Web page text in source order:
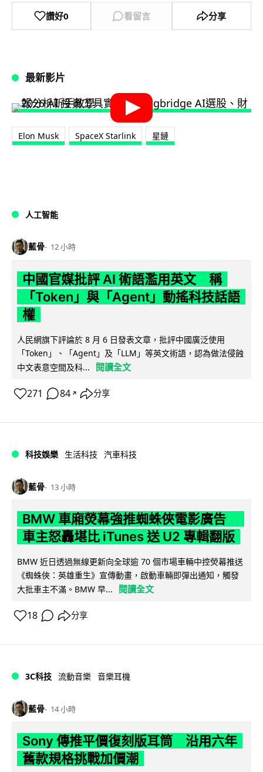
讚好0 看留言 分享
最新影片
Elon Musk SpaceX Starlink 星鏈
人工智能
藍骨 12 小時
中國官媒批評 AI 術語濫用英文 稱
「Token」與「Agent」動搖科技話語
權
人民網旗下評論於 8 月 6 日發表文章，批評中國廣泛使用
「Token」、「Agent」及「LLM」等英文術語，認為做法侵蝕
中文表意空間及科...
閱讀全文
271 84 ↗ 分享
科技娛樂 生活科技 汽車科技
藍骨 13 小時
BMW 車廂熒幕強推蜘蛛俠電影廣告
車主怒轟堪比 iTunes 送 U2 專輯翻版
BMW 近日透過無線更新向全球逾 70 個市場車輛中控熒幕推送
《蜘蛛俠：英雄重生》宣傳動畫，啟動車輛即彈出通知，觸發
大批車主不滿。BMW 早...
閱讀全文
18 分享
3C科技 流動音樂 音樂耳機
藍骨 14 小時
Sony 傳推平價復刻版耳筒 沿用六年
舊款規格挑戰加價潮